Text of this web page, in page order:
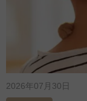
2026年07月30日